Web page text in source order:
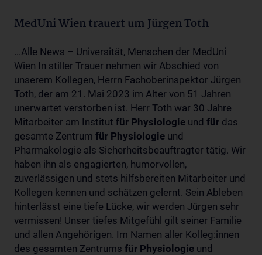
MedUni Wien trauert um Jürgen Toth
...Alle News – Universität, Menschen der MedUni
Wien In stiller Trauer nehmen wir Abschied von
unserem Kollegen, Herrn Fachoberinspektor Jürgen
Toth, der am 21. Mai 2023 im Alter von 51 Jahren
unerwartet verstorben ist. Herr Toth war 30 Jahre
Mitarbeiter am Institut für Physiologie und für das
gesamte Zentrum für Physiologie und
Pharmakologie als Sicherheitsbeauftragter tätig. Wir
haben ihn als engagierten, humorvollen,
zuverlässigen und stets hilfsbereiten Mitarbeiter und
Kollegen kennen und schätzen gelernt. Sein Ableben
hinterlässt eine tiefe Lücke, wir werden Jürgen sehr
vermissen! Unser tiefes Mitgefühl gilt seiner Familie
und allen Angehörigen. Im Namen aller Kolleg:innen
des gesamten Zentrums für Physiologie und